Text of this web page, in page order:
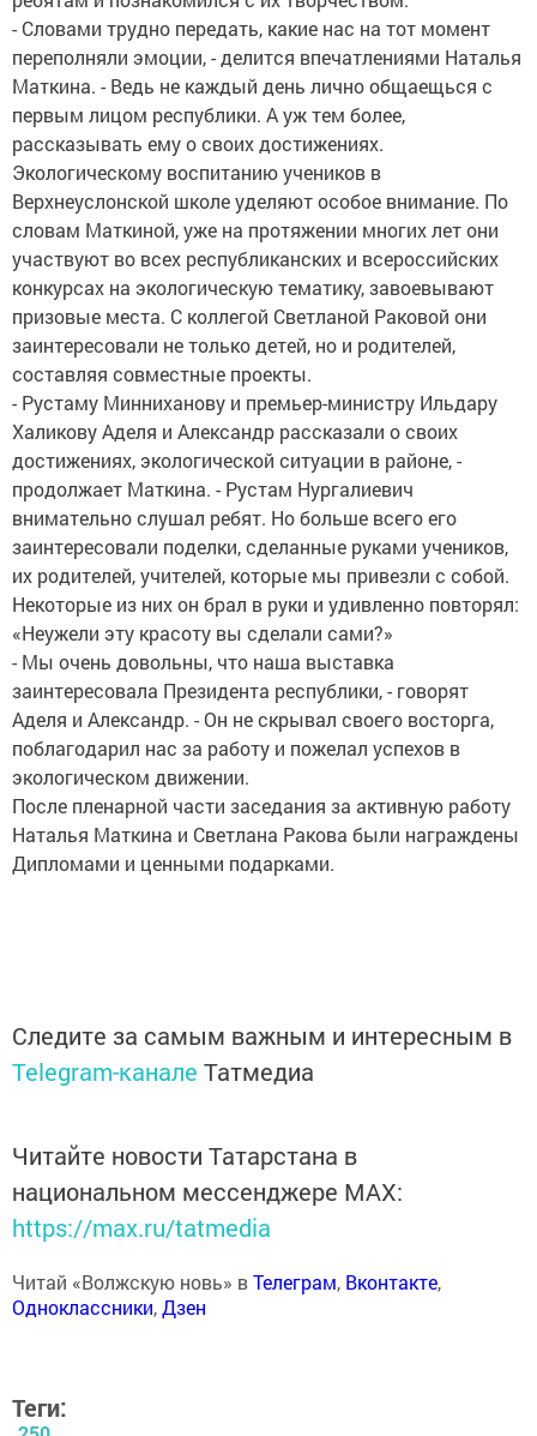
- Словами трудно передать, какие нас на тот момент
переполняли эмоции, - делится впечатлениями Наталья
Маткина. - Ведь не каждый день лично общаещься с
первым лицом республики. А уж тем более,
рассказывать ему о своих достижениях.
Экологическому воспитанию учеников в
Верхнеуслонской школе уделяют особое внимание. По
словам Маткиной, уже на протяжении многих лет они
участвуют во всех республиканских и всероссийских
конкурсах на экологическую тематику, завоевывают
призовые места. С коллегой Светланой Раковой они
заинтересовали не только детей, но и родителей,
составляя совместные проекты.
- Рустаму Минниханову и премьер-министру Ильдару
Халикову Аделя и Александр рассказали о своих
достижениях, экологической ситуации в районе, -
продолжает Маткина. - Рустам Нургалиевич
внимательно слушал ребят. Но больше всего его
заинтересовали поделки, сделанные руками учеников,
их родителей, учителей, которые мы привезли с собой.
Некоторые из них он брал в руки и удивленно повторял:
«Неужели эту красоту вы сделали сами?»
- Мы очень довольны, что наша выставка
заинтересовала Президента республики, - говорят
Аделя и Александр. - Он не скрывал своего восторга,
поблагодарил нас за работу и пожелал успехов в
экологическом движении.
После пленарной части заседания за активную работу
Наталья Маткина и Светлана Ракова были награждены
Дипломами и ценными подарками.
Следите за самым важным и интересным в
Telegram-канале Татмедиа
Читайте новости Татарстана в
национальном мессенджере MАХ:
https://max.ru/tatmedia
Читай «Волжскую новь» вТелеграм, Вконтакте,
Одноклассники,Дзен
Теги: